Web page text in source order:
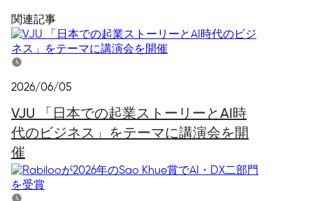
関連記事
2026/06/05
VJU 「日本での起業ストーリーとAI時
代のビジネス」をテーマに講演会を開
催